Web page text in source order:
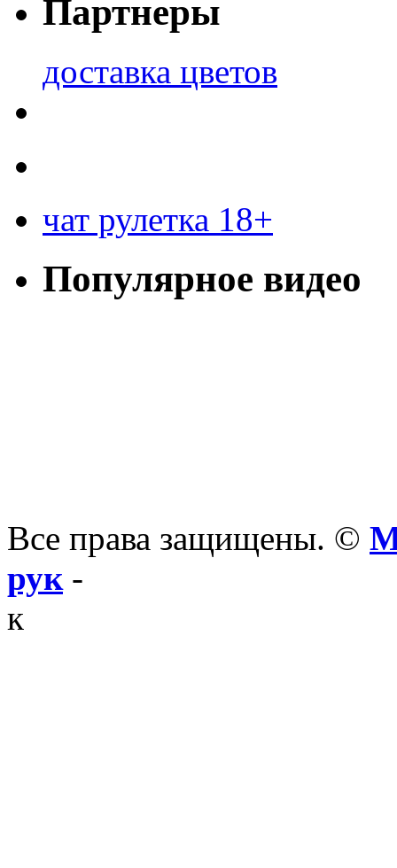
Партнеры
доставка цветов
чат рулетка 18+
Популярное видео
Все права защищены. ©
рук-
к